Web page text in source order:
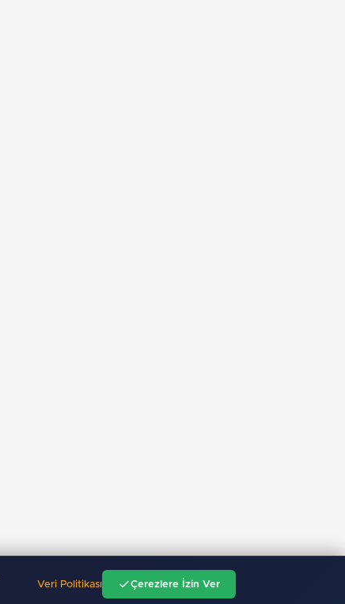
Veri Politikası Çerezlere İzin Ver